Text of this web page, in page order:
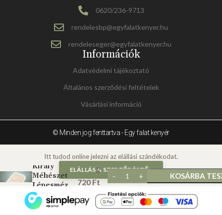
0620/236-9713
rendelesbp@egyfalatkenyer.hu
rendeleseger@egyfalatkenyer.hu
Információk
Adatvédelmi tájékoztató
Általános szerződési feltételek
Vásárlási információ
© Minden jog fenttartva - Egy falat kenyér
Király
Méhészet
Lépesméz
2
720Ft
KOSÁRBA
ELÁLLÁS A SZERZŐDÉSTŐL